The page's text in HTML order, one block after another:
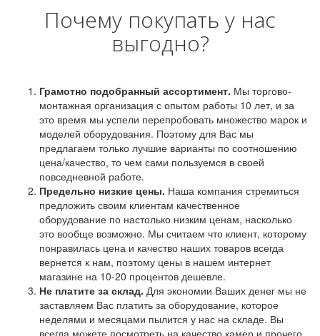
Почему покупать у нас
выгодно?
Грамотно подобранный ассортимент. Мы торгово-
монтажная организация с опытом работы 10 лет, и за
это время мы успели перепробовать множество марок и
моделей оборудования. Поэтому для Вас мы
предлагаем только лучшие варианты по соотношению
цена/качество, то чем сами пользуемся в своей
повседневной работе.
Предельно низкие цены. Наша компания стремиться
предложить своим клиентам качественное
оборудование по настолько низким ценам, насколько
это вообще возможно. Мы считаем что клиент, которому
понравилась цена и качество наших товаров всегда
вернется к нам, поэтому цены в нашем интернет
магазине на 10-20 процентов дешевле.
Не платите за склад. Для экономии Ваших денег мы не
заставляем Вас платить за оборудование, которое
неделями и месяцами пылится у нас на складе. Вы